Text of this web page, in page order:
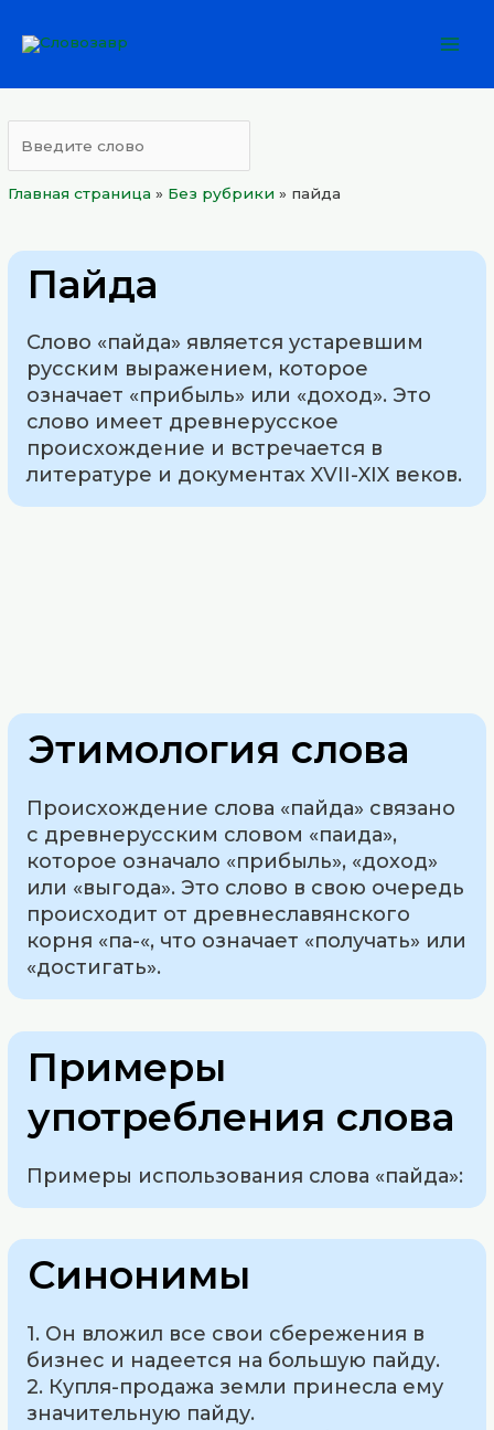
Главная страница » Без рубрики » пайда
Пайда
Слово «пайда» является устаревшим
русским выражением, которое
означает «прибыль» или «доход». Это
слово имеет древнерусское
происхождение и встречается в
литературе и документах XVII-XIX веков.
Этимология слова
Происхождение слова «пайда» связано
с древнерусским словом «паида»,
которое означало «прибыль», «доход»
или «выгода». Это слово в свою очередь
происходит от древнеславянского
корня «па-«, что означает «получать» или
«достигать».
Примеры
употребления слова
Примеры использования слова «пайда»:
Синонимы
1. Он вложил все свои сбережения в
бизнес и надеется на большую пайду.
2. Купля-продажа земли принесла ему
значительную пайду.